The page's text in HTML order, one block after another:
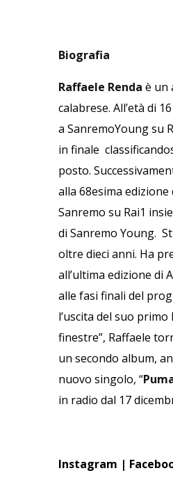
Biografia
Raffaele Renda è un
calabrese. All’età di
a SanremoYoung su
in finale
posto.
alla 68esima edizione
Sanremo su Rai1
di Sanremo Young.
oltre dieci anni. Ha
all’ultima edizione di
alle fasi finali del
l’uscita del suo primo
finestre”, Raffaele
un secondo album,
nuovo singolo, “
in radio dal 17
Instagram |